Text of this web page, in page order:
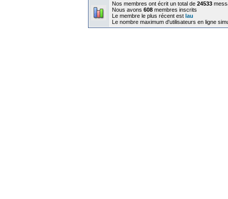
Nos membres ont écrit un total de 24533
Nous avons 608 membres inscrits
Le membre le plus récent est lau
Le nombre maximum d'utilisateurs en ligne